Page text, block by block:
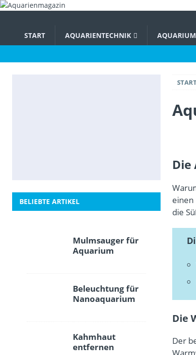
START AQUARIENTECHNIK
Die
einen
die
Die
Der
BELIEBTE ARTIKEL
Mulmsauger für
Aquarium
Beleuchtung für
Nanoaquarium
Kahmhaut
entfernen